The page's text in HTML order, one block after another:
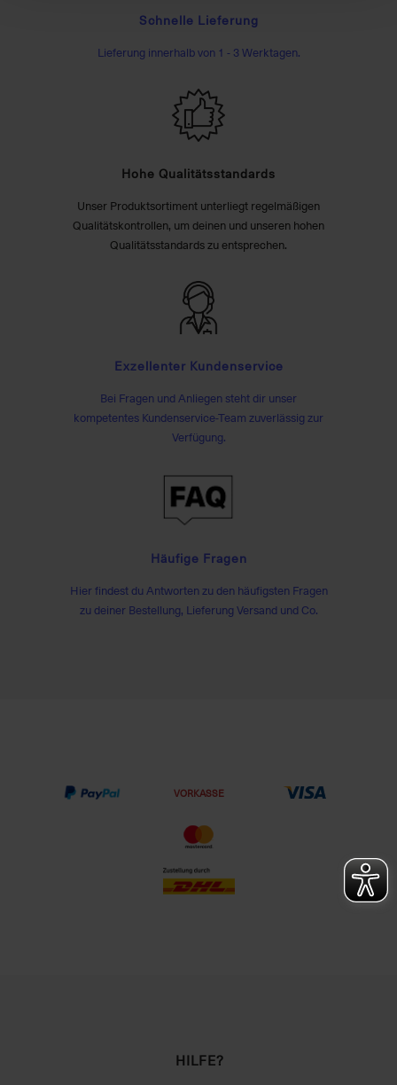
Schnelle Lieferung
Lieferung innerhalb von 1 - 3 Werktagen.
Hohe Qualitätsstandards
Unser Produktsortiment unterliegt regelmäßigen
Qualitätskontrollen, um deinen und unseren hohen
Qualitätsstandards zu entsprechen.
Exzellenter Kundenservice
Bei Fragen und Anliegen steht dir unser
kompetentes Kundenservice-Team zuverlässig zur
Verfügung.
Häufige Fragen
Hier findest du Antworten zu den häufigsten Fragen
zu deiner Bestellung, Lieferung Versand und Co.
VORKASSE
HILFE?